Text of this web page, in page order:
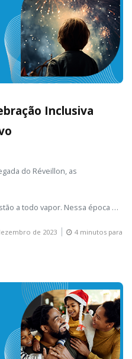
Inclusiva
do Réveillon, as
a todo vapor. Nessa época …
de 2023
4 minutos para